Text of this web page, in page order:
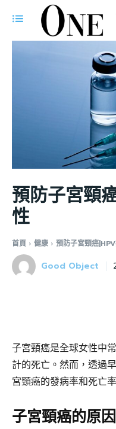
預防子宮頸
性
首頁 健康 預防子宮頸癌
Good Object
子宮頸癌是全球女性中
計的死亡。然而，透過
宮頸癌的發病率和死亡
子宮頸癌的原因